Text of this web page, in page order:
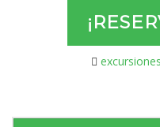
excursiones